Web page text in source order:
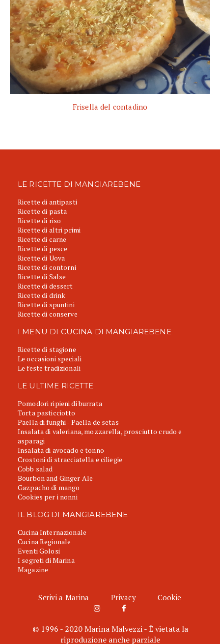
Frisella del contadino
LE RICETTE DI MANGIAREBENE
Ricette di antipasti
Ricette di pasta
Ricette di riso
Ricette di altri primi
Ricette di carne
Ricette di pesce
Ricette di Uova
Ricette di contorni
Ricette di Salse
Ricette di dessert
Ricette di drink
Ricette di spuntini
Ricette di conserve
I MENU DI CUCINA DI MANGIAREBENE
Ricette di stagione
Le occasioni speciali
Le feste tradizionali
LE ULTIME RICETTE
Pomodori ripieni di burrata
Torta pasticciotto
Paella di funghi - Paella de setas
Insalata di valeriana, mozzarella, prosciutto crudo e
asparagi
Insalata di avocado e tonno
Crostoni di stracciatella e ciliegie
Cobb salad
Bourbon and Ginger Ale
Gazpacho di mango
Cookies per i nonni
IL BLOG DI MANGIAREBENE
Cucina Internazionale
Cucina Regionale
Eventi Golosi
I segreti di Marina
Magazine
Scrivi a Marina Privacy Cookie
© 1996 - 2020 Marina Malvezzi - È vietata la
riproduzione anche parziale